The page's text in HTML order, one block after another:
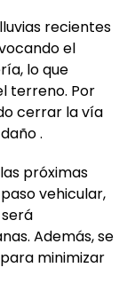
recientes
el
lo que
terreno. Por
cerrar la vía
.
próximas
vehicular,
Además, se
minimizar